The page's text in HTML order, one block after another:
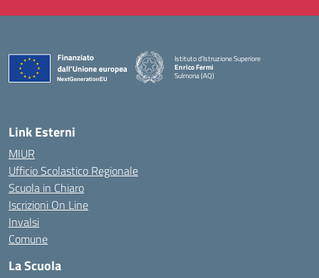
Istituto d'Istruzione Superiore
Enrico Fermi
Sulmona (AQ)
— Visita la pagina iniziale della scuola
Link Esterni
MIUR
Ufficio Scolastico Regionale
Scuola in Chiaro
Iscrizioni On Line
Invalsi
Comune
La Scuola